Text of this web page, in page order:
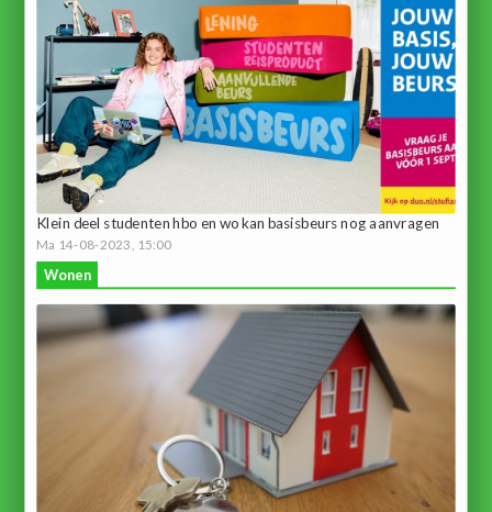
Klein deel studenten hbo en wo kan basisbeurs nog aanvragen
Ma 14-08-2023, 15:00
Wonen